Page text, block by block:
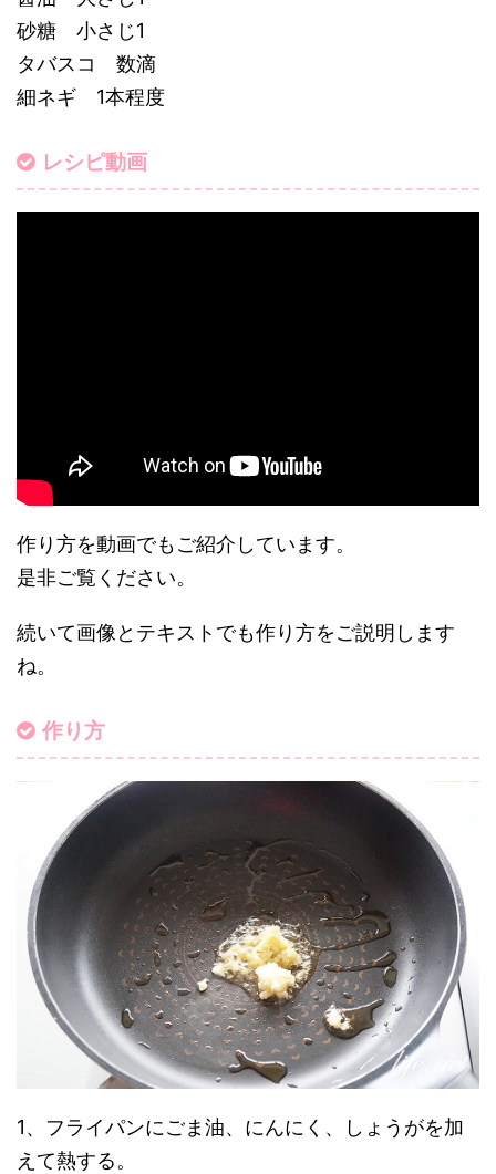
砂糖 小さじ1
タバスコ 数滴
細ネギ 1本程度
レシピ動画
作り方を動画でもご紹介しています。
是非ご覧ください。
続いて画像とテキストでも作り方をご説明します
ね。
作り方
1、フライパンにごま油、にんにく、しょうがを加
えて熱する。